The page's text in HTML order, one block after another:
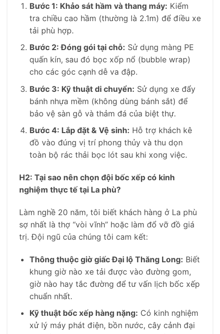
Bước 1: Khảo sát hầm và thang máy: Kiểm
tra chiều cao hầm (thường là 2.1m) để điều xe
tải phù hợp.
Bước 2: Đóng gói tại chỗ: Sử dụng màng PE
quấn kín, sau đó bọc xốp nổ (bubble wrap)
cho các góc cạnh dễ va đập.
Bước 3: Kỹ thuật di chuyển: Sử dụng xe đẩy
bánh nhựa mềm (không dùng bánh sắt) để
bảo vệ sàn gỗ và thảm đá của biệt thự.
Bước 4: Lắp đặt & Vệ sinh: Hỗ trợ khách kê
đồ vào đúng vị trí phong thủy và thu dọn
toàn bộ rác thải bọc lót sau khi xong việc.
H2: Tại sao nên chọn đội bốc xếp có kinh
nghiệm thực tế tại La phù?
Làm nghề 20 năm, tôi biết khách hàng ở La phù
sợ nhất là thợ “vòi vĩnh” hoặc làm đổ vỡ đồ giá
trị. Đội ngũ của chúng tôi cam kết:
Thông thuộc giờ giấc Đại lộ Thăng Long: Biết
khung giờ nào xe tải được vào đường gom,
giờ nào hay tắc đường để tư vấn lịch bốc xếp
chuẩn nhất.
Kỹ thuật bốc xếp hàng nặng: Có kinh nghiệm
xử lý máy phát điện, bồn nước, cây cảnh đại